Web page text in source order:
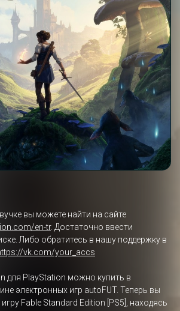
вы можете найти на сайте
en-tr. Достаточно ввести
Либо обратитесь в нашу поддержку в
vk.com/your_accs
для PlayStation можно купить в
электронных игр autoFUT. Теперь вы
Fable Standard Edition [PS5], находясь